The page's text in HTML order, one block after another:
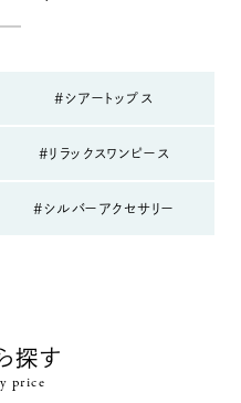
#シアートップス
#リラックスワンピース
#シルバーアクセサリー
探す
price